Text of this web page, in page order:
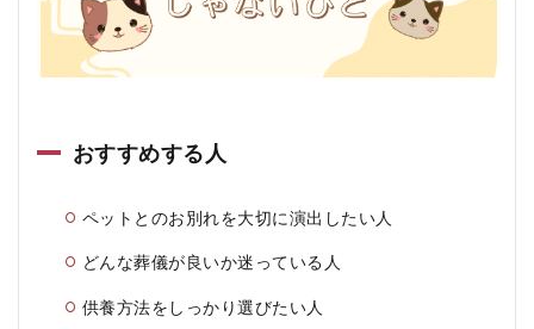
おすすめする人
ペットとのお別れを大切に演出したい人
どんな葬儀が良いか迷っている人
供養方法をしっかり選びたい人